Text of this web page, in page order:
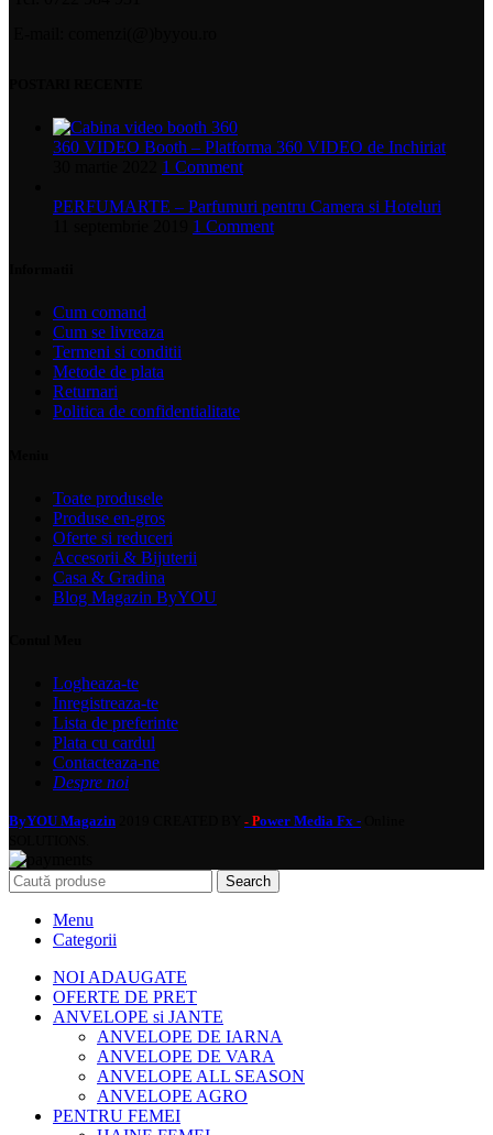
360 VIDEO Booth – Platforma 360 VIDEO de Inchiriat
1 Comment
PERFUMARTE – Parfumuri pentru Camera si Hoteluri
1 Comment
Cum comand
Cum se livreaza
Termeni si conditii
Metode de plata
Returnari
Politica de confidentialitate
Toate produsele
Produse en-gros
Oferte si reduceri
Accesorii & Bijuterii
Casa & Gradina
Blog Magazin ByYOU
Logheaza-te
Inregistreaza-te
Lista de preferinte
Plata cu cardul
Contacteaza-ne
Despre noi
ByYOU Magazin - Power Media Fx -
Search
Menu
Categorii
NOI ADAUGATE
OFERTE DE PRET
ANVELOPE si JANTE
ANVELOPE DE IARNA
ANVELOPE DE VARA
ANVELOPE ALL SEASON
ANVELOPE AGRO
PENTRU FEMEI